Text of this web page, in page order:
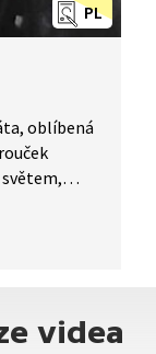
PL
oblíbená
videa